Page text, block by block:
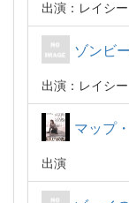
出演：レイシー
ゾンビ
出演：レイシー
マップ
出演